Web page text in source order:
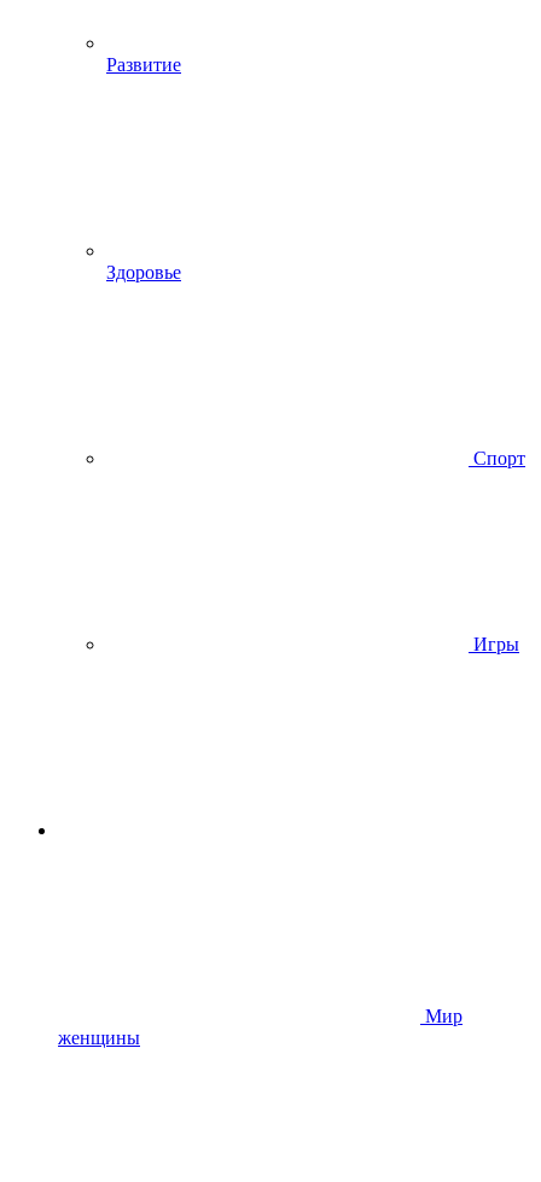
Развитие
Здоровье
Спорт
Игры
Мир
женщины